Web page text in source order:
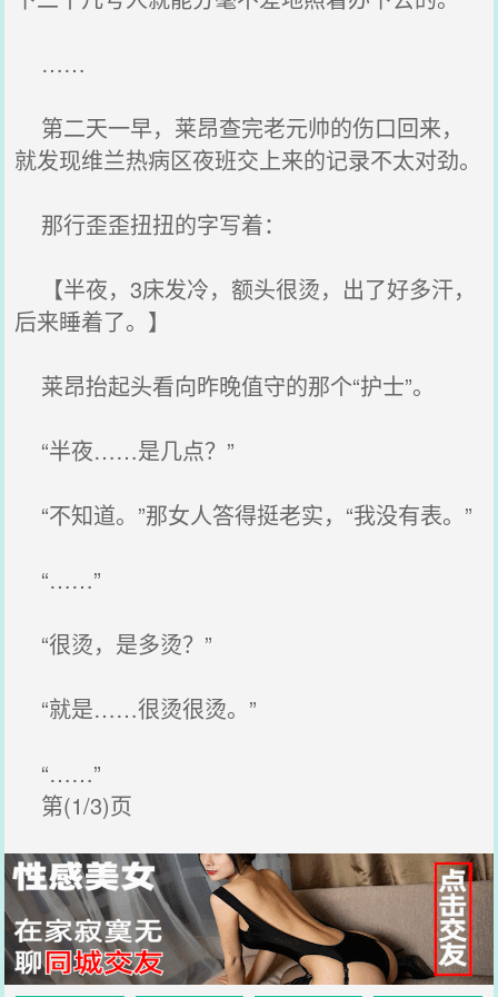
……
第二天一早，莱昂查完老元帅的伤口回来，
就发现维兰热病区夜班交上来的记录不太对劲。
那行歪歪扭扭的字写着：
【半夜，3床发冷，额头很烫，出了好多汗，
后来睡着了。】
莱昂抬起头看向昨晚值守的那个“护士”。
“半夜……是几点？”
“不知道。”那女人答得挺老实，“我没有表。”
“……”
“很烫，是多烫？”
“就是……很烫很烫。”
“……”
第(1/3)页